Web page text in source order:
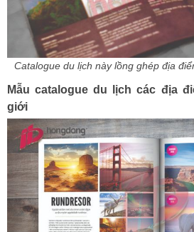
Catalogue du lịch này lồng ghép địa
Mẫu catalogue du lịch các địa
giới